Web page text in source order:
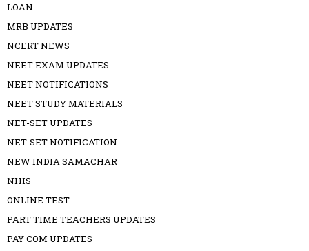
LOAN
MRB UPDATES
NCERT NEWS
NEET EXAM UPDATES
NEET NOTIFICATIONS
NEET STUDY MATERIALS
NET-SET UPDATES
NET-SET NOTIFICATION
NEW INDIA SAMACHAR
NHIS
ONLINE TEST
PART TIME TEACHERS UPDATES
PAY COM UPDATES